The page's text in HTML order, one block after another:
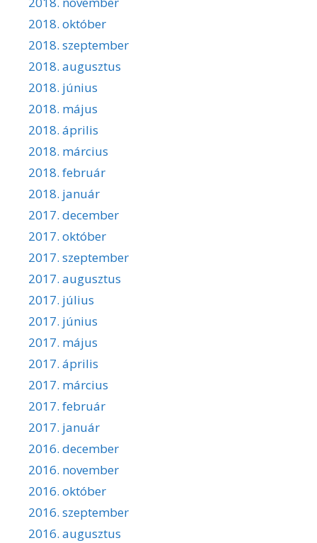
2018. október
2018. szeptember
2018. augusztus
2018. június
2018. május
2018. április
2018. március
2018. február
2018. január
2017. december
2017. október
2017. szeptember
2017. augusztus
2017. július
2017. június
2017. május
2017. április
2017. március
2017. február
2017. január
2016. december
2016. november
2016. október
2016. szeptember
2016. augusztus